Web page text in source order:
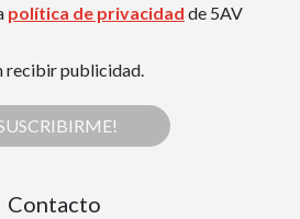
política de privacidad de 5AV
recibir publicidad.
Contacto